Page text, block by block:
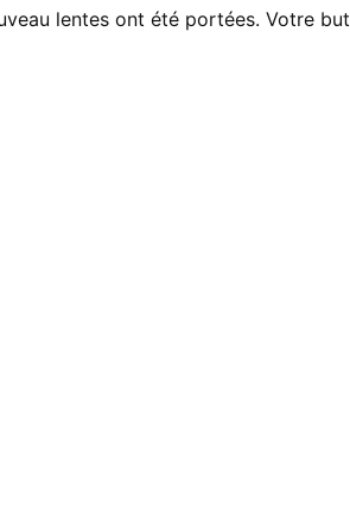
lentes ont été portées. Votre but